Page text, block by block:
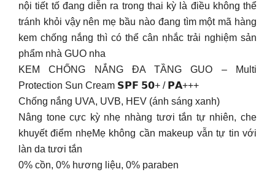
nội tiết tố đang diễn ra trong thai kỳ là điều không thể
tránh khỏi vậy nên mẹ bầu nào đang tìm một mã hàng
kem chống nắng thì có thể cân nhắc trải nghiệm sản
phẩm nhà GUO nha
KEM CHỐNG NẮNG ĐA TẦNG GUO – Multi
Protection Sun Cream 𝗦𝗣𝗙 𝟱𝟬+ / 𝗣𝗔+++
Chống nắng UVA, UVB, HEV (ánh sáng xanh)
Nâng tone cực kỳ nhẹ nhàng tươi tắn tự nhiên, che
khuyết điểm nhẹMẹ không cần makeup vẫn tự tin với
làn da tươi tắn
0% cồn, 0% hương liệu, 0% paraben